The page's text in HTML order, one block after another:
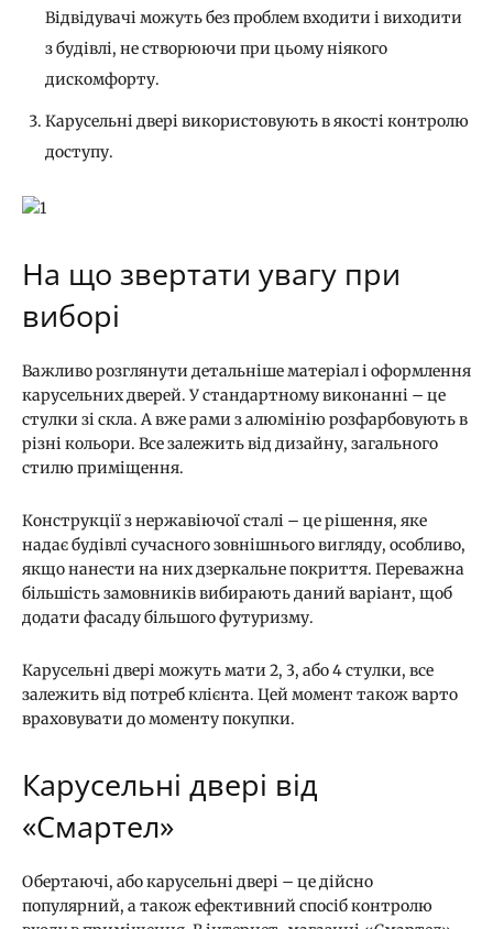
Відвідувачі можуть без проблем входити і виходити
з будівлі, не створюючи при цьому ніякого
дискомфорту.
Карусельні двері використовують в якості контролю
доступу.
На що звертати увагу при
виборі
Важливо розглянути детальніше матеріал і оформлення
карусельних дверей. У стандартному виконанні – це
стулки зі скла. А вже рами з алюмінію розфарбовують в
різні кольори. Все залежить від дизайну, загального
стилю приміщення.
Конструкції з нержавіючої сталі – це рішення, яке
надає будівлі сучасного зовнішнього вигляду, особливо,
якщо нанести на них дзеркальне покриття. Переважна
більшість замовників вибирають даний варіант, щоб
додати фасаду більшого футуризму.
Карусельні двері можуть мати 2, 3, або 4 стулки, все
залежить від потреб клієнта. Цей момент також варто
враховувати до моменту покупки.
Карусельні двері від
«Смартел»
Обертаючі, або карусельні двері – це дійсно
популярний, а також ефективний спосіб контролю